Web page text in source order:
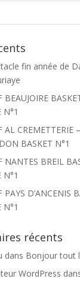
fin année de
N°1
CREMETTERIE
BASKET N°1
BREIL
N°1
D’ANCENIS
N°1
récents
dans Bonjour tout
WordPress